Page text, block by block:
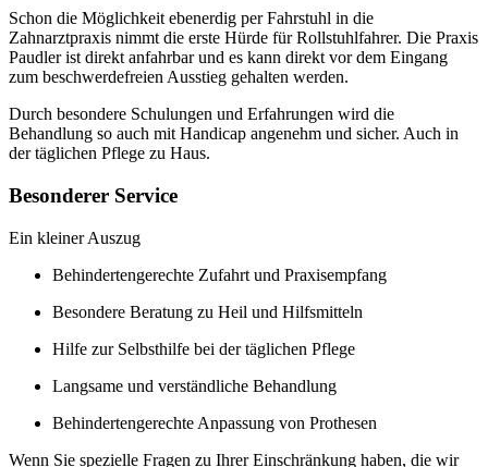
Schon die Möglichkeit ebenerdig per Fahrstuhl in die
Zahnarztpraxis nimmt die erste Hürde für Rollstuhlfahrer. Die Praxis
Paudler ist direkt anfahrbar und es kann direkt vor dem Eingang
zum beschwerdefreien Ausstieg gehalten werden.
Durch besondere Schulungen und Erfahrungen wird die
Behandlung so auch mit Handicap angenehm und sicher. Auch in
der täglichen Pflege zu Haus.
Besonderer Service
Ein kleiner Auszug
Behindertengerechte Zufahrt und Praxisempfang
Besondere Beratung zu Heil und Hilfsmitteln
Hilfe zur Selbsthilfe bei der täglichen Pflege
Langsame und verständliche Behandlung
Behindertengerechte Anpassung von Prothesen
Wenn Sie spezielle Fragen zu Ihrer Einschränkung haben, die wir